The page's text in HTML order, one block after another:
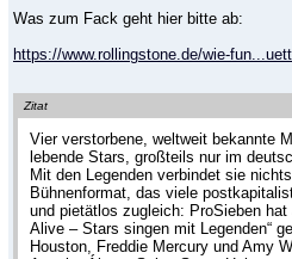
Was zum Fack geht hier bitte ab:
https://www.rollingstone.de/wie-
Zitat
Vier verstorbene, weltweit bekannte
lebende Stars, großteils nur im
Mit den Legenden verbindet sie
Bühnenformat, das viele
und pietätlos zugleich: ProSieben
Alive – Stars singen mit Legenden“
Houston, Freddie Mercury und Amy